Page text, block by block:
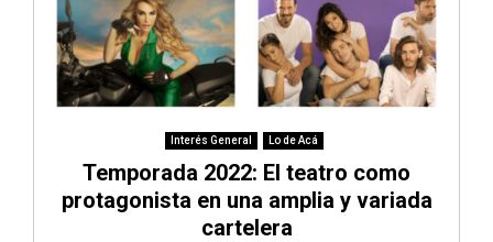
Interés General Lo de Acá
Temporada 2022: El teatro como
protagonista en una amplia y variada
cartelera